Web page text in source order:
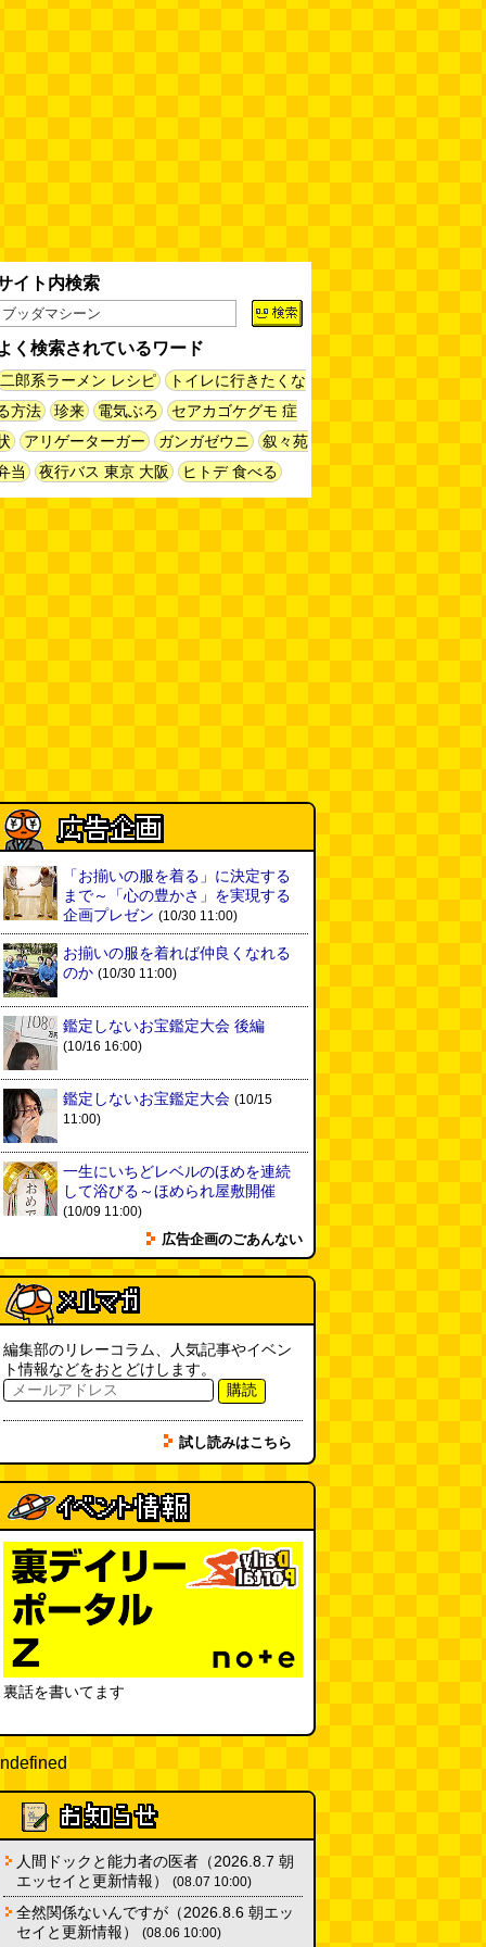
イト内検索
く検索されているワード
二郎系ラーメン レシピ
トイレに行きたくな
方法
珍来 電気ぶろ
セアカゴケグモ 症
アリゲーターガー ガンガゼウニ
叙々苑
当
夜行バス 東京 大阪 ヒトデ 食べる
「お揃いの服を着る」に決定する
まで～「心の豊かさ」を実現する
企画プレゼン (10/30 11:00)
お揃いの服を着れば仲良くなれる
のか (10/30 11:00)
鑑定しないお宝鑑定大会 後編
(10/16 16:00)
鑑定しないお宝鑑定大会 (10/15
11:00)
一生にいちどレベルのほめを連続
して浴びる～ほめられ屋敷開催
(10/09 11:00)
広告企画のごあんない
編集部のリレーコラム、人気記事やイベン
ト情報などをおとどけします。
購読
試し読みはこちら
裏話を書いてます
人間ドックと能力者の医者（2026.8.7 朝
エッセイと更新情報）
(08.07 10:00)
全然関係ないんですが（2026.8.6 朝エッ
セイと更新情報）
(08.06 10:00)